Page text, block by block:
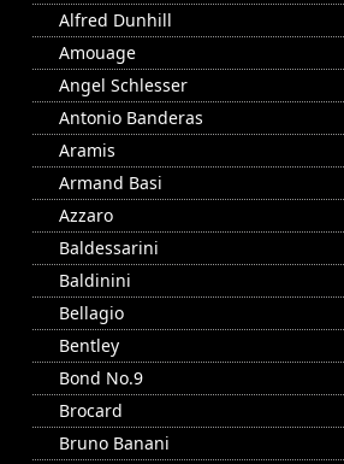
Alfred Dunhill
Amouage
Angel Schlesser
Antonio Banderas
Aramis
Armand Basi
Azzaro
Baldessarini
Baldinini
Bellagio
Bentley
Bond No.9
Brocard
Bruno Banani